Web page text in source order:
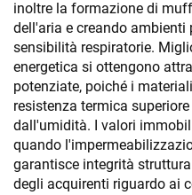
inoltre la formazione di
dell'aria e creando
sensibilità respiratorie.
energetica si ottengono
potenziate, poiché i
resistenza termica
dall'umidità. I valori
quando
garantisce integrità
degli acquirenti riguardo ai